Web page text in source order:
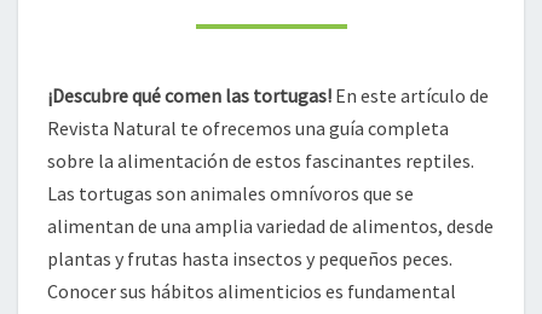
COMPLETA
SU
ALIMENTACIÓN
¡Descubre qué comen las tortugas! En este artículo de
Revista Natural te ofrecemos una guía completa
sobre la alimentación de estos fascinantes reptiles.
Las tortugas son animales omnívoros que se
alimentan de una amplia variedad de alimentos, desde
plantas y frutas hasta insectos y pequeños peces.
Conocer sus hábitos alimenticios es fundamental